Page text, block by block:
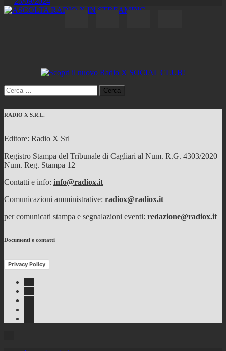
Ricerca
per:
RADIO X S.R.L.
Editore: Radio X Srl
Registro Stampa del Tribunale di Cagliari al Num. R.G. 4303/2020
Num. Reg. Stampa 12
Contatti e info: info@radiox.it
Comunicazioni amministrative: radiox@radiox.it
per comunicati stampa e segnalazioni eventi: redazione@radiox.it
Documenti e contatti
Privacy Policy